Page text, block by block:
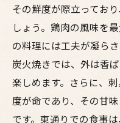
その鮮度が際立ってお
しょう。鶏肉の風味を
の料理には工夫が凝ら
炭火焼きでは、外は香
楽しめます。さらに、
度が命であり、その甘
です。東通りでの食事